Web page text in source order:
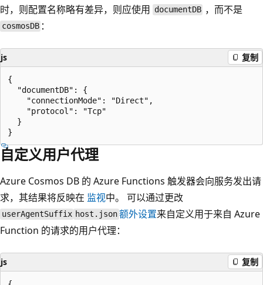
时，则配置名称略有差异，则应使用 documentDB ，而不是
cosmosDB ：
js 复制
{
  "documentDB": {
    "connectionMode": "Direct",
    "protocol": "Tcp"
  }
自定义用户代理
Azure Cosmos DB 的 Azure Functions 触发器会向服务发出请
求，其结果将反映在 监视中。 可以通过更改
userAgentSuffix host.json额外设置来自定义用于来自 Azure
Function 的请求的用户代理：
js 复制